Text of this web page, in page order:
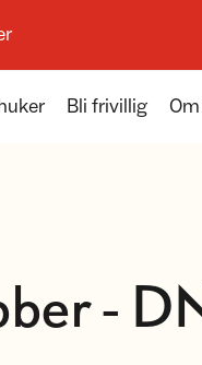
Bli frivillig
-